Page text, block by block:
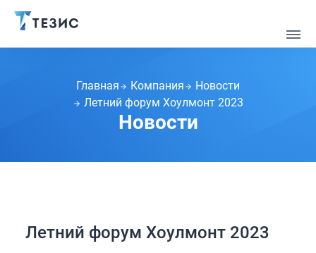
Главная Компания
Новости
Летний форум Хоулмонт 2023
Новости
Летний форум Хоулмонт 2023